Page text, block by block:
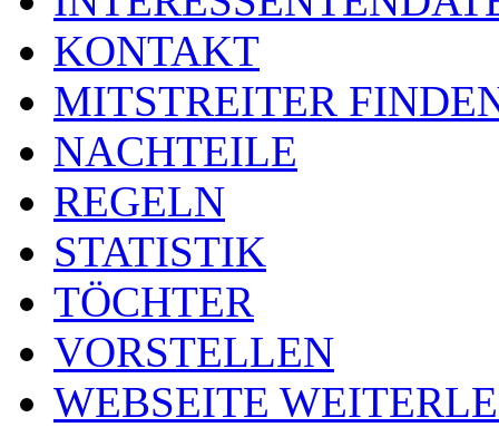
KONTAKT
MITSTREITER
NACHTEILE
REGELN
STATISTIK
TÖCHTER
VORSTELLEN
WEBSEITE